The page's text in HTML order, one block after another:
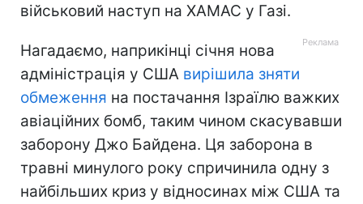
військовий наступ на ХАМАС у Газі.
Нагадаємо, наприкінці січня нова
адміністрація у США вирішила зняти
обмеження на постачання Ізраїлю важких
авіаційних бомб, таким чином скасувавши
заборону Джо Байдена. Ця заборона в
травні минулого року спричинила одну з
найбільших криз у відносинах між США та